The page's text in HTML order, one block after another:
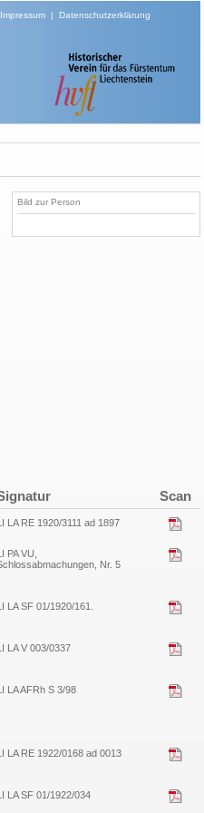
Impressum| Datenschutzerklärung
Bild zur Person
Scan
LA RE 1920/3111 ad 1897
PA VU,
Nr. 5
LA SF 01/1920/161.
LA V 003/0337
LA AFRh S 3/98
LA RE 1922/0168 ad 0013
LA SF 01/1922/034